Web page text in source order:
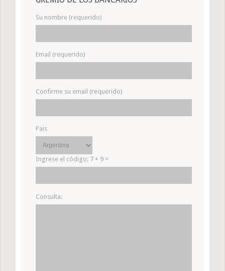
Su nombre (requerido)
Email (requerido)
Confirme su email (requerido)
Pais
Ingrese el código: 7 + 9 =
Consulta: